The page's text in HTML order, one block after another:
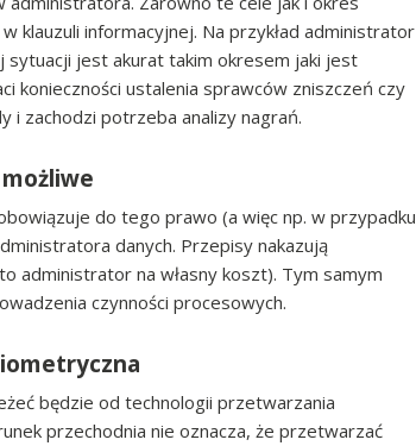
klauzuli informacyjnej. Na przykład administrator
sytuacji jest akurat takim okresem jaki jest
konieczności ustalenia sprawców zniszczeń czy
i zachodzi potrzeba analizy nagrań.
do tego prawo (a więc np. w przypadku
danych. Przepisy nakazują
administrator na własny koszt). Tym samym
czynności procesowych.
będzie od technologii przetwarzania
przechodnia nie oznacza, że przetwarzać